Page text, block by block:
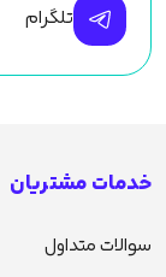
تلگرام
خدمات مشتریان
سوالات متداول